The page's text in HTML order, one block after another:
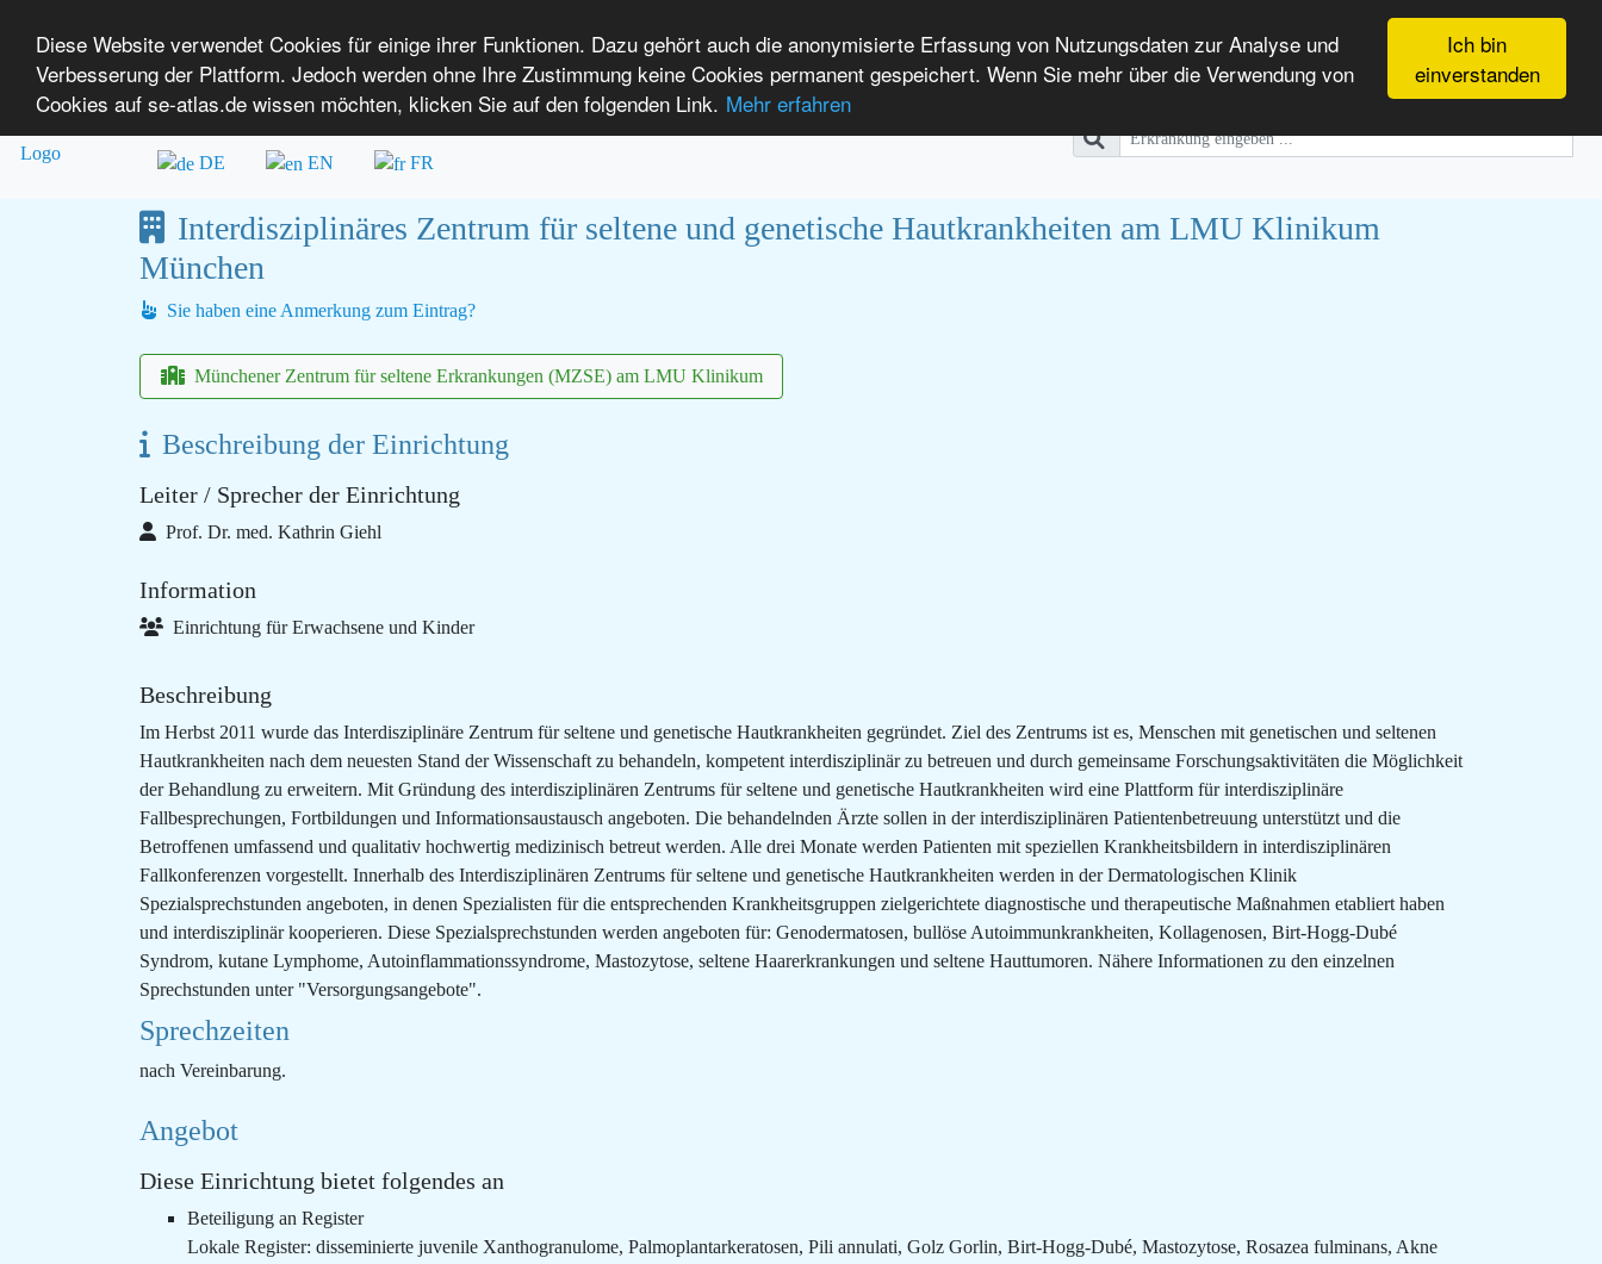
Ich bin
einverstanden
Diese Website verwendet Cookies für einige ihrer Funktionen. Dazu gehört auch die anonymisierte Erfassung von Nutzungsdaten zur Analyse und
Verbesserung der Plattform. Jedoch werden ohne Ihre Zustimmung keine Cookies permanent gespeichert. Wenn Sie mehr über die Verwendung von
Cookies auf se-atlas.de wissen möchten, klicken Sie auf den folgenden Link. Mehr erfahren
SE-ATLAS
Versorgungsatlas für Menschen mit seltenen Erkrankungen
Überblick über Einrichtungen Über uns Anmelden Leichte Sprache International Patients
DE EN FR
Interdisziplinäres Zentrum für seltene und genetische Hautkrankheiten am LMU Klinikum
München
Sie haben eine Anmerkung zum Eintrag?
Münchener Zentrum für seltene Erkrankungen (MZSE) am LMU Klinikum
Beschreibung der Einrichtung
Leiter / Sprecher der Einrichtung
Prof. Dr. med. Kathrin Giehl
Information
Einrichtung für Erwachsene und Kinder
Beschreibung
Im Herbst 2011 wurde das Interdisziplinäre Zentrum für seltene und genetische Hautkrankheiten gegründet. Ziel des Zentrums ist es, Menschen mit genetischen und seltenen
Hautkrankheiten nach dem neuesten Stand der Wissenschaft zu behandeln, kompetent interdisziplinär zu betreuen und durch gemeinsame Forschungsaktivitäten die Möglichkeit
der Behandlung zu erweitern. Mit Gründung des interdisziplinären Zentrums für seltene und genetische Hautkrankheiten wird eine Plattform für interdisziplinäre
Fallbesprechungen, Fortbildungen und Informationsaustausch angeboten. Die behandelnden Ärzte sollen in der interdisziplinären Patientenbetreuung unterstützt und die
Betroffenen umfassend und qualitativ hochwertig medizinisch betreut werden. Alle drei Monate werden Patienten mit speziellen Krankheitsbildern in interdisziplinären
Fallkonferenzen vorgestellt. Innerhalb des Interdisziplinären Zentrums für seltene und genetische Hautkrankheiten werden in der Dermatologischen Klinik
Spezialsprechstunden angeboten, in denen Spezialisten für die entsprechenden Krankheitsgruppen zielgerichtete diagnostische und therapeutische Maßnahmen etabliert haben
und interdisziplinär kooperieren. Diese Spezialsprechstunden werden angeboten für: Genodermatosen, bullöse Autoimmunkrankheiten, Kollagenosen, Birt-Hogg-Dubé
Syndrom, kutane Lymphome, Autoinflammationssyndrome, Mastozytose, seltene Haarerkrankungen und seltene Hauttumoren. Nähere Informationen zu den einzelnen
Sprechstunden unter "Versorgungsangebote".
Sprechzeiten
nach Vereinbarung.
Angebot
Diese Einrichtung bietet folgendes an
Beteiligung an Register
Lokale Register: disseminierte juvenile Xanthogranulome, Palmoplantarkeratosen, Pili annulati, Golz Gorlin, Birt-Hogg-Dubé, Mastozytose, Rosazea fulminans, Akne